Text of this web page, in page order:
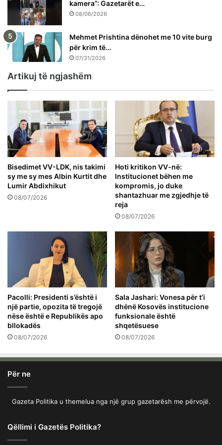
kamera”: Gazetarët e…
08/06/2026
Mehmet Prishtina dënohet me 10 vite burg
për krim të…
07/31/2026
Artikuj të ngjashëm
Bisedimet VV-LDK, nis takimi
sy me sy mes Albin Kurtit dhe
Lumir Abdixhikut
08/07/2026
Hoti kritikon VV-në:
Institucionet bëhen me
kompromis, jo duke
shantazhuar me zgjedhje të
reja
08/07/2026
Pacolli: Presidenti s’është i
një partie, opozita të tregojë
nëse është e Republikës apo
bllokadës
08/07/2026
Sala Jashari: Vonesa për t’i
dhënë Kosovës institucione
funksionale është
shqetësuese
08/07/2026
Për ne
Gazeta Politika u themelua nga një grup gazetarësh me përvojë.
Qëllimi i Gazetës Politika?